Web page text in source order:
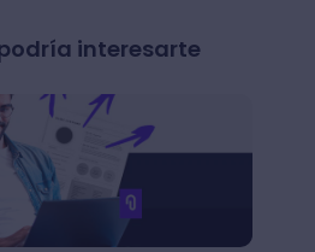
interesarte